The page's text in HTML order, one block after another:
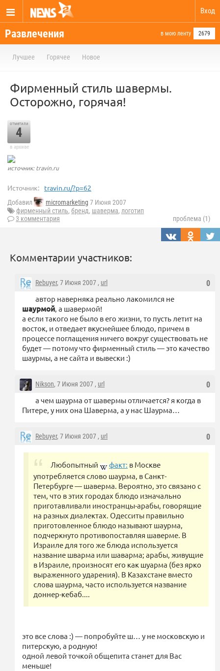
Вход
Развлечения в мою ленту 2679
Лучшее Горячее Новое
Фирменный стиль шавермы.
Осторожно, горячая!
отметили
4
в архиве
источник: travin.ru
Источник: travin.ru/?p=62
Добавил micromarketing 7 Июня 2007
фирменный стиль, бренд, шаверма, логотип
3 комментария
проблема (1)
Комментарии участников:
0
Rebuyer, 7 Июня 2007 , url
автор наверняка реально лакомился не
шаурмой, а шавермой!
а если такого не было в его жизни, то пусть летит на
восток, и отведает вкуснейшее блюдо, причем в
процессе поглащения ничего вокруг существовать не
будет — потому что фирменный стиль — это качество
шаурмы, а не сайта и вывески :)
0
Nikson, 7 Июня 2007 , url
а чем шаурма от шавермы отличается? я когда в
Питере, у них она Шаверма, а у нас Шаурма…
0
Rebuyer, 7 Июня 2007 , url
Любопытный факт: в Москве
употребляется слово шаурма, в Санкт-
Петербурге — шаверма. Вероятно, это связано с
тем, что в этих городах блюдо изначально
приготавливали иностранцы-арабы, говорящие
на разных диалектах. Одесситы правильно
приготовленное блюдо называют шаурма,
подчеркнуто противопоставляя шаверме. В
Израиле для того же блюда используется
название шварма или шаварма; арабы, живущие
в Израиле, произносят его как шуарма (без ярко
выраженного ударения). В Казахстане вместо
слова шаурма, часто используется название
доннер-кебаб....
это все слова :) — попробуйте ш… у не московскую и
питерскую, а родную!
одной левой точкой общепита станет для Вас
меньше!